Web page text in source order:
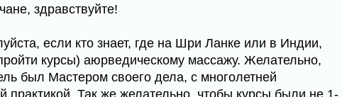
здравствуйте!
если кто знает, где на Шри Ланке или в Индии,
курсы) аюрведическому массажу. Желательно,
был Мастером своего дела, с многолетней
практикой. Так же желательно, чтобы курсы были не 1-